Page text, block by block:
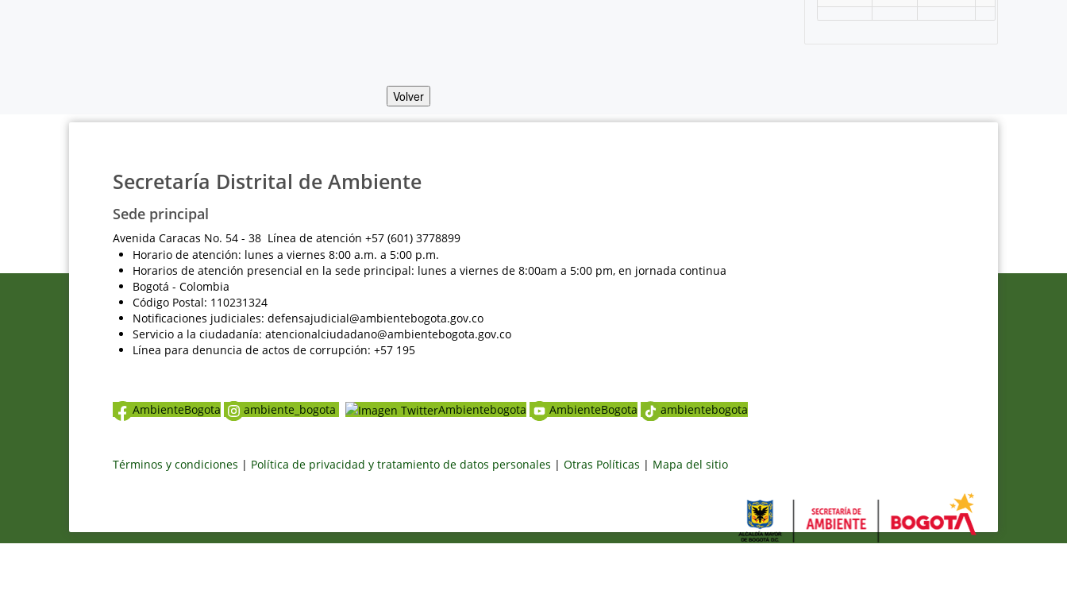
Volver
Secretaría Distrital de Ambiente
Sede principal
Avenida Caracas No. 54 - 38 Línea de atención +57 (601) 3778899
Horario de atención: lunes a viernes 8:00 a.m. a 5:00 p.m.
Horarios de atención presencial en la sede principal: lunes a viernes de 8:00am a 5:00 pm, en jornada continua
Bogotá - Colombia
Código Postal: 110231324
Notificaciones judiciales: defensajudicial@ambientebogota.gov.co
Servicio a la ciudadanía: atencionalciudadano@ambientebogota.gov.co
Línea para denuncia de actos de corrupción: +57 195
AmbienteBogota ambiente_bogota Ambientebogota AmbienteBogota ambientebogota
Términos y condiciones | Política de privacidad y tratamiento de datos personales | Otras Políticas | Mapa del sitio